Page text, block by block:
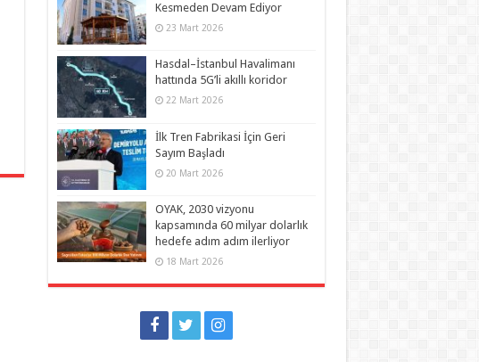
Kesmeden Devam Ediyor
23 Mart 2026
Hasdal–İstanbul Havalimanı
hattında 5G’li akıllı koridor
22 Mart 2026
İlk Tren Fabrikasi İçin Geri
Sayım Başladı
20 Mart 2026
OYAK, 2030 vizyonu
kapsamında 60 milyar dolarlık
hedefe adım adım ilerliyor
18 Mart 2026